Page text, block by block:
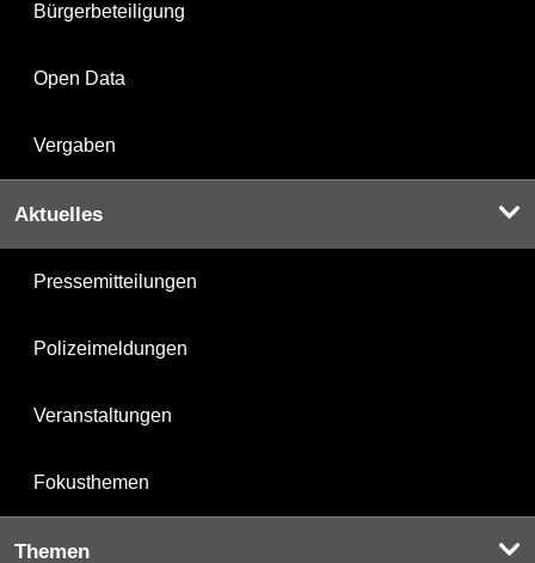
Bürgerbeteiligung
Open Data
Vergaben
Aktuelles
Pressemitteilungen
Polizeimeldungen
Veranstaltungen
Fokusthemen
Themen